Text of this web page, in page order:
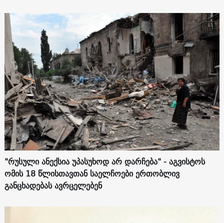
"რუსული ანექსია უპასუხოდ არ დარჩება" - აგვისტოს
ომის 18 წლისთავთან საელჩოები ერთობლივ
განცხადებას ავრცელებენ